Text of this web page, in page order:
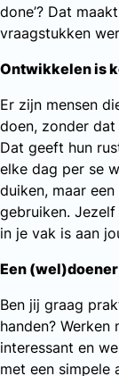
done’? Dat
vraagstukken
Ontwikkelen is
Er zijn mensen
doen, zonder
Dat geeft hun
elke dag per se
duiken, maar
gebruiken.
in je vak is aan
Een (wel)doener
Ben jij graag
handen?
interessant en
met een simpele